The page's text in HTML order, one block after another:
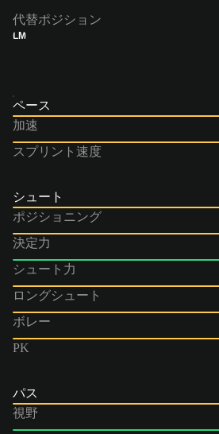
代替ポジション
LM
ペース
加速
スプリント速度
シュート
ポジショニング
決定力
シュート力
ロングシュート
ボレー
PK
パス
視野